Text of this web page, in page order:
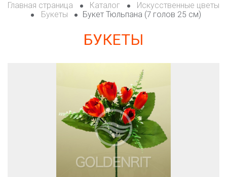
Главная страница Каталог
Искусственные цветы
Букеты
Букет Тюльпана (7 голов 25 см)
БУКЕТЫ